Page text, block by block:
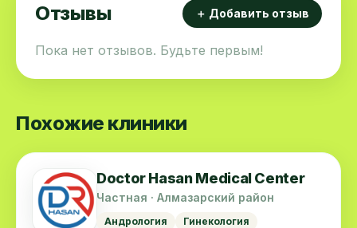
Отзывы ＋ Добавить отзыв
Пока нет отзывов. Будьте первым!
Похожие клиники
Doctor Hasan Medical Center
Частная · Алмазарский район
Андрология
Гинекология